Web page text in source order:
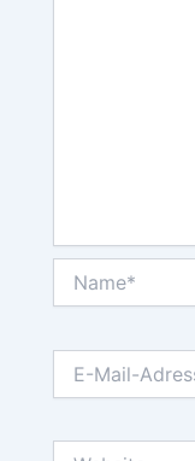
Mail-